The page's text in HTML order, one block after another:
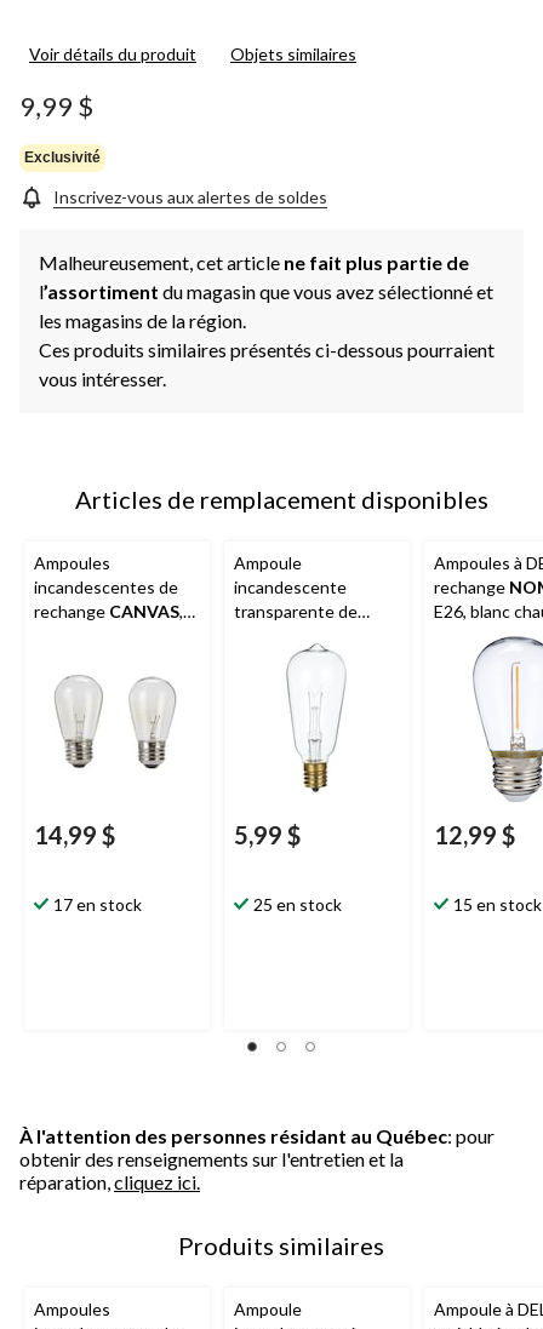
Voir détails du produit Objets similaires
9,99 $
Exclusivité
Inscrivez-vous aux alertes de soldes
Malheureusement, cet article ne fait plus partie de
l’assortiment du magasin que vous avez sélectionné et
les magasins de la région.
Ces produits similaires présentés ci-dessous pourraient
vous intéresser.
Articles de remplacement disponibles
Ampoules
incandescentes de
rechange CANVAS,
14,99 $
17 en stock
Ampoule
incandescente
transparente de
Vintage Edison
5,99 $
25 en stock
Ampoules à
rechange
E26, blanc
12,99 $
15 en stock
À l'attention des personnes résidant au Québec: pour
obtenir des renseignements sur l'entretien et la
réparation, cliquez ici.
Produits similaires
Ampoules
Ampoule
Ampoule à